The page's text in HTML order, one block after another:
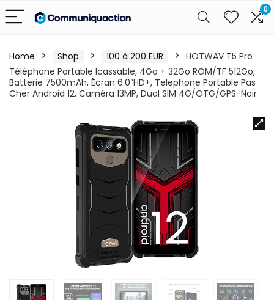
0
Home Shop 100 à 200 EUR
HOTWAV T5 Pro
Téléphone Portable Icassable, 4Go + 32Go ROM/TF 512Go,
Batterie 7500mAh, Écran 6.0”HD+, Telephone Portable Pas
Cher Android 12, Caméra 13MP, Dual SIM 4G/OTG/GPS-Noir